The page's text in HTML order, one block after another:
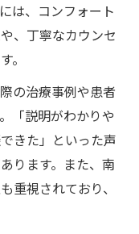
は、コンフォート
、丁寧なカウンセ
。
の治療事例や患者
「説明がわかりや
きた」といった声
ります。また、南
重視されており、